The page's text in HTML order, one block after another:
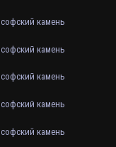
камень
камень
камень
камень
камень